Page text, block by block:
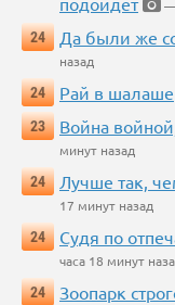
—
24
Да были же
назад
24
Рай в шалаше
23
Война
минут назад
24
Лучше так,
17 минут назад
24
Судя по
часа 18 минут
24
Зоопарк